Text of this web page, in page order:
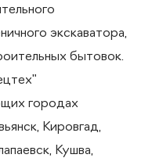
экскаватора,
бытовок.
городах
Кировгад,
Кушва,